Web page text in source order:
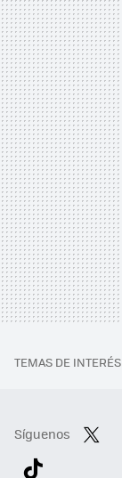
TEMAS DE INTERÉS
Síguenos